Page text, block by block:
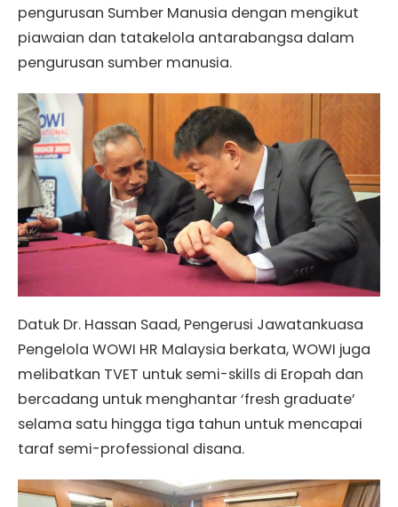
pengurusan Sumber Manusia dengan mengikut
piawaian dan tatakelola antarabangsa dalam
pengurusan sumber manusia.
Datuk Dr. Hassan Saad, Pengerusi Jawatankuasa
Pengelola WOWI HR Malaysia berkata, WOWI juga
melibatkan TVET untuk semi-skills di Eropah dan
bercadang untuk menghantar ‘fresh graduate’
selama satu hingga tiga tahun untuk mencapai
taraf semi-professional disana.